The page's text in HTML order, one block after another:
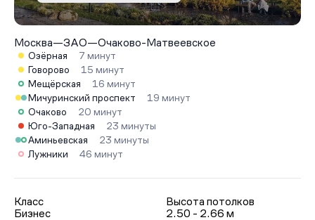
Москва—ЗАО—Очаково-Матвеевское
Озёрная
7 минут
Говорово
15 минут
Мещёрская
16 минут
Мичуринский проспект
19 минут
Очаково
20 минут
Юго-Западная
23 минуты
Аминьевская
23 минуты
Лужники
46 минут
Класс
Бизнес
Высота потолков
2.50 - 2.66 м